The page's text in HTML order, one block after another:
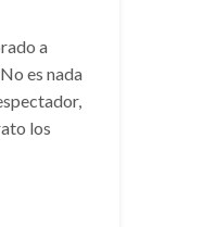
a
es nada
los